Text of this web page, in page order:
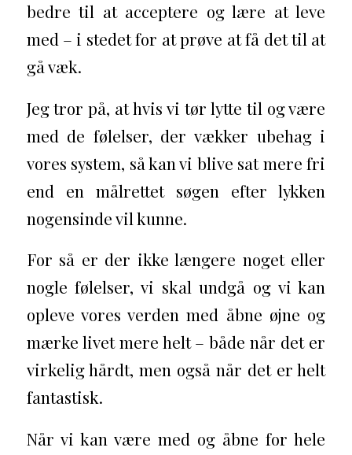
bedre til at acceptere og lære at leve
med – i stedet for at prøve at få det til at
gå væk.
Jeg tror på, at hvis vi tør lytte til og være
med de følelser, der vækker ubehag i
vores system, så kan vi blive sat mere fri
end en målrettet søgen efter lykken
nogensinde vil kunne.
For så er der ikke længere noget eller
nogle følelser, vi skal undgå og vi kan
opleve vores verden med åbne øjne og
mærke livet mere helt – både når det er
virkelig hårdt, men også når det er helt
fantastisk.
Når vi kan være med og åbne for hele